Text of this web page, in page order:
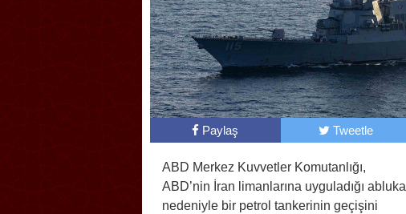
Paylaş Tweetle
ABD Merkez Kuvvetler Komutanlığı,
ABD’nin İran limanlarına uyguladığı abluka
nedeniyle bir petrol tankerinin geçişini